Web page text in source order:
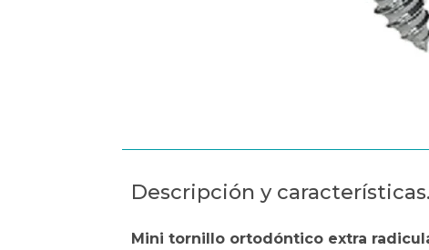
Descripción y características.
Mini tornillo ortodóntico extra